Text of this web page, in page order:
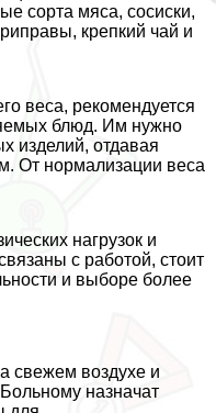
сорта мяса, сосиски,
крепкий чай и
веса, рекомендуется
блюд. Им нужно
изделий, отдавая
От нормализации веса
нагрузок и
с работой, стоит
и выборе более
свежем воздухе и
назначат